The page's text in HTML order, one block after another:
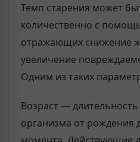
Темп старения может
количественно с
отражающих снижение
увеличение
Одним из таких
Возраст —
организма от рождения